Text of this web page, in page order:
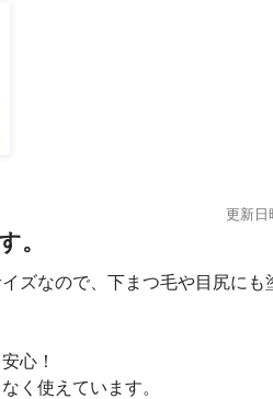
更新日
。
ズなので、下まつ毛や目尻にも
心！
く使えています。